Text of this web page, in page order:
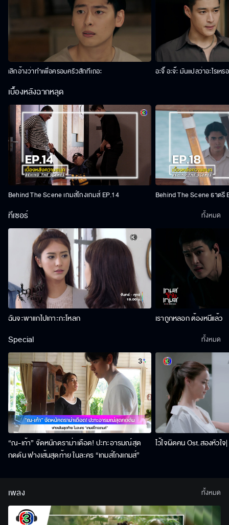
เลิกอ้างว่าทำเพื่อครอบครัวสักทีเถอะ อะจิ๊ อะจ๊ะ มันแปลว่าอะไรเห
เบื้องหลังฉากหลุด
Behind The Scene เกมส์โกงเกมส์ EP.14 Behind The Scene ธาตรี
ทีเซอร์
ฉันจะพาแกไปเกาะกะโหลก เราถูกหลอก ต้องหนีแล้ว
ทั้งหมด
Special
“ณ-เก้า” จัดหนักดราม่าเดือด! ปะทะอารมณ์สุด
กดดัน ฟางเส้นสุดท้าย ในละคร “เกมส์โกงเกมส์”
ไว้ใจผิดคน Ost.สองหัวใ
ทั้งหมด
เพลง ทั้งหมด